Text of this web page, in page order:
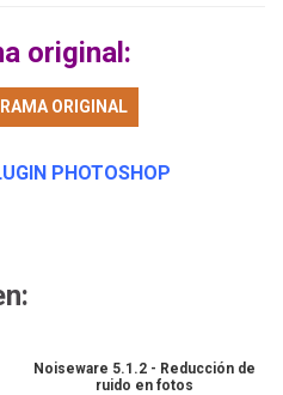
original:
ORIGINAL
PHOTOSHOP
Noiseware 5.1.2 - Reducción de
ruido en fotos